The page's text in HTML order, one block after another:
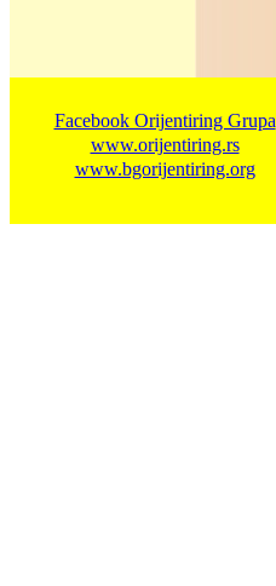
Facebook Orijentiring Grupa
www.orijentiring.rs
www.bgorijentiring.org